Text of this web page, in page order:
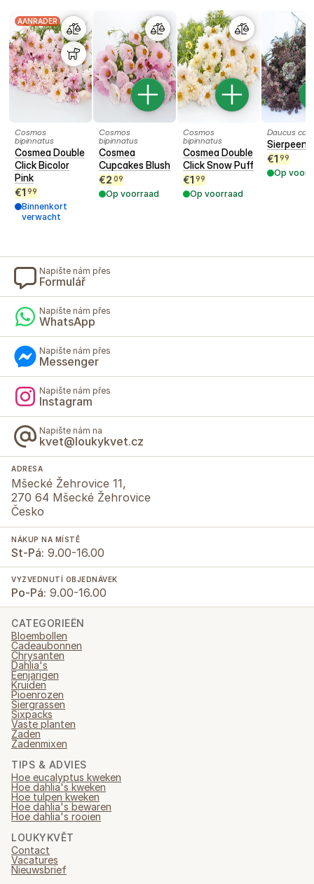
AANRADER
Cosmos
bipinnatus
Cosmea Double
Click Bicolor
Pink
€1 99
Binnenkort
verwacht
Cosmos
bipinnatus
Cosmea
Cupcakes Blush
€2 09
Op voorraad
Cosmos
bipinnatus
Cosmea Double
Click Snow Puff
€1 99
Op voorraad
Daucus
Sierpeen
€1 99
Op
Napište nám přes
Formulář
Napište nám přes
WhatsApp
Napište nám přes
Messenger
Napište nám přes
Instagram
Napište nám na
kvet@loukykvet.cz
ADRESA
Mšecké Žehrovice 11,
270 64 Mšecké Žehrovice
Česko
NÁKUP NA MÍSTĚ
St-Pá: 9.00-16.00
VYZVEDNUTÍ OBJEDNÁVEK
Po-Pá: 9.00-16.00
CATEGORIEËN
Bloembollen
Cadeaubonnen
Chrysanten
Dahlia's
Eenjarigen
Kruiden
Pioenrozen
Siergrassen
Sixpacks
Vaste planten
Zaden
Zadenmixen
TIPS & ADVIES
Hoe eucalyptus kweken
Hoe dahlia's kweken
Hoe tulpen kweken
Hoe dahlia's bewaren
Hoe dahlia's rooien
LOUKYKVĚT
Contact
Vacatures
Nieuwsbrief